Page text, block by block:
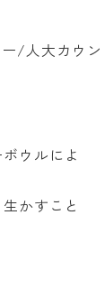
/人大カウン
ウルによ
かすこと